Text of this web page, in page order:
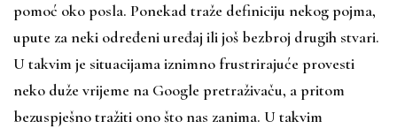
pomoć oko posla. Ponekad traže definiciju nekog pojma,
upute za neki određeni uređaj ili još bezbroj drugih stvari.
U takvim je situacijama iznimno frustrirajuće provesti
neko duže vrijeme na Google pretraživaču, a pritom
bezuspješno tražiti ono što nas zanima. U takvim